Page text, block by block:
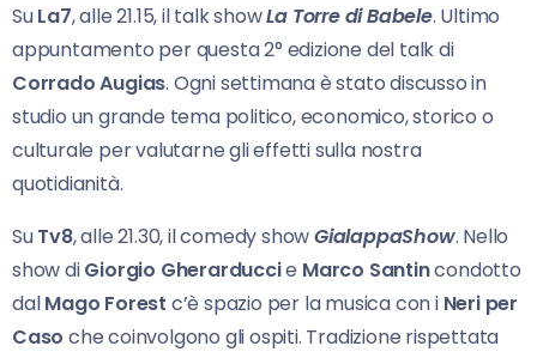
SuLa7, alle 21.15, il talk showLa Torre di Babele. Ultimo
appuntamento per questa 2° edizione del talk di
Corrado Augias. Ogni settimana è stato discusso in
studio un grande tema politico, economico, storico o
culturale per valutarne gli effetti sulla nostra
quotidianità.
SuTv8, alle 21.30, il comedy showGialappaShow. Nello
show diGiorgio Gherarduccie Marco Santincondotto
dalMago Forest c’è spazio per la musica con i Neri per
Caso che coinvolgono gli ospiti. Tradizione rispettata